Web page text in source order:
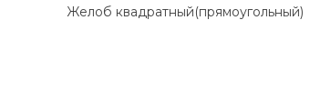
Желоб квадратный(прямоугольный)